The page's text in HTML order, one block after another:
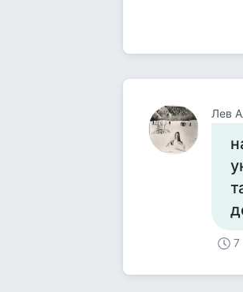
Лев
7